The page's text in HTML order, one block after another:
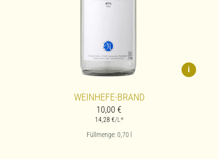
i
WEINHEFE-BRAND
10,00 €
14,28 €/L*
Füllmenge: 0,70